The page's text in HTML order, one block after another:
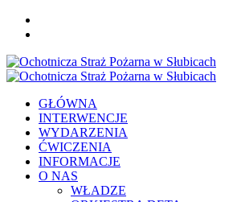
Skip
Primary
GŁÓWNA
INTERWENCJE
WYDARZENIA
ĆWICZENIA
INFORMACJE
O NAS
WŁADZE